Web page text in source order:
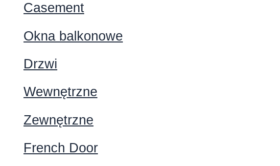
Casement
Okna balkonowe
Drzwi
Wewnętrzne
Zewnętrzne
French Door